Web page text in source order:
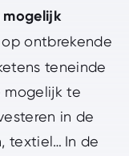
ontbrekende
teneinde
mogelijk te
in de
textiel… In de